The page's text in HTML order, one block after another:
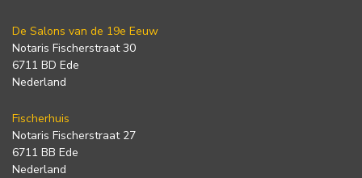
De Salons van de 19e Eeuw
Notaris Fischerstraat 30
6711 BD Ede
Nederland
Fischerhuis
Notaris Fischerstraat 27
6711 BB Ede
Nederland